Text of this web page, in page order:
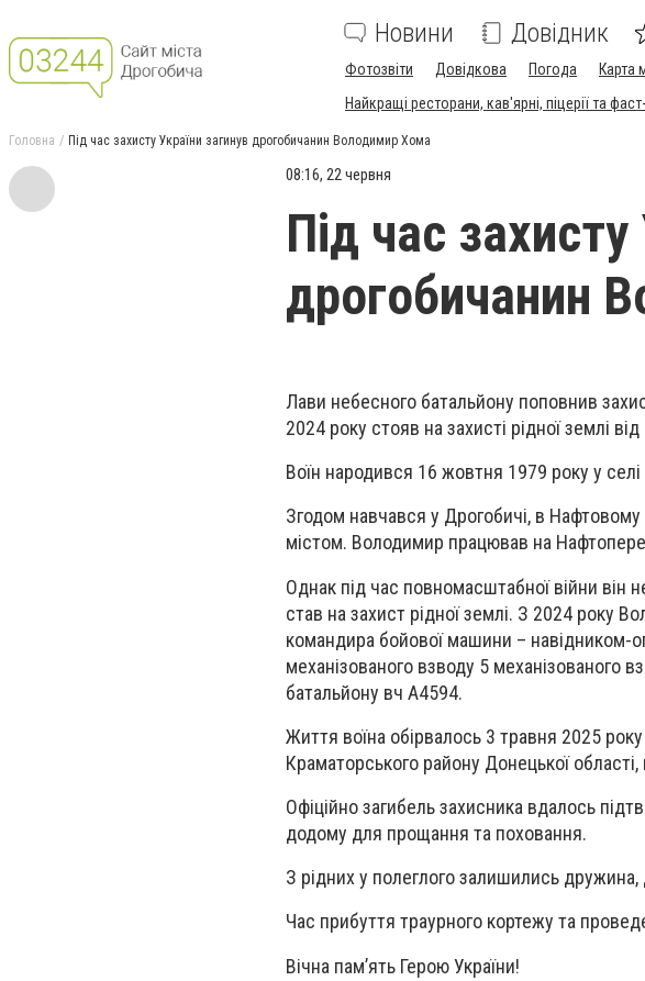
Новини Довідник
Фотозвіти Довідкова Погода Карта
Найкращі ресторани, кав'ярні, піцерії та
Головна Під час захисту України загинув дрогобичанин Володимир Хома
08:16, 22 червня
Під час
дрогобичанин
Лави небесного батальйону поповнив
2024 року стояв на захисті рідної землі від
Воїн народився 16 жовтня 1979 року у
Згодом навчався у Дрогобичі, в Нафтовому
містом. Володимир працював на
Однак під час повномасштабної війни він
став на захист рідної землі. З 2024 року
командира бойової машини – навідником-
механізованого взводу 5 механізованого
батальйону вч А4594.
Життя воїна обірвалось 3 травня 2025
Краматорського району Донецької
Офіційно загибель захисника вдалось
додому для прощання та поховання.
З рідних у полеглого залишились
Час прибуття траурного кортежу та
Вічна пам’ять Герою України!